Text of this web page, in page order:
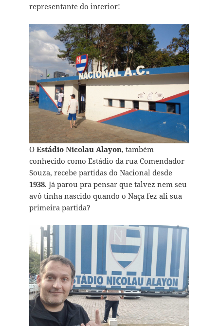
representante do interior!
O Estádio Nicolau Alayon, também
conhecido como Estádio da rua Comendador
Souza, recebe partidas do Nacional desde
1938. Já parou pra pensar que talvez nem seu
avô tinha nascido quando o Naça fez ali sua
primeira partida?